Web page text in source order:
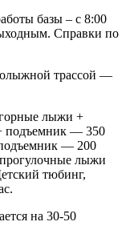
базы – с 8:00
Справки по
трассой —
лыжи +
подъемник — 350
— 200
лыжи
тюбинг,
на 30-50